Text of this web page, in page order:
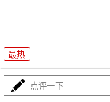
最热
点评一下